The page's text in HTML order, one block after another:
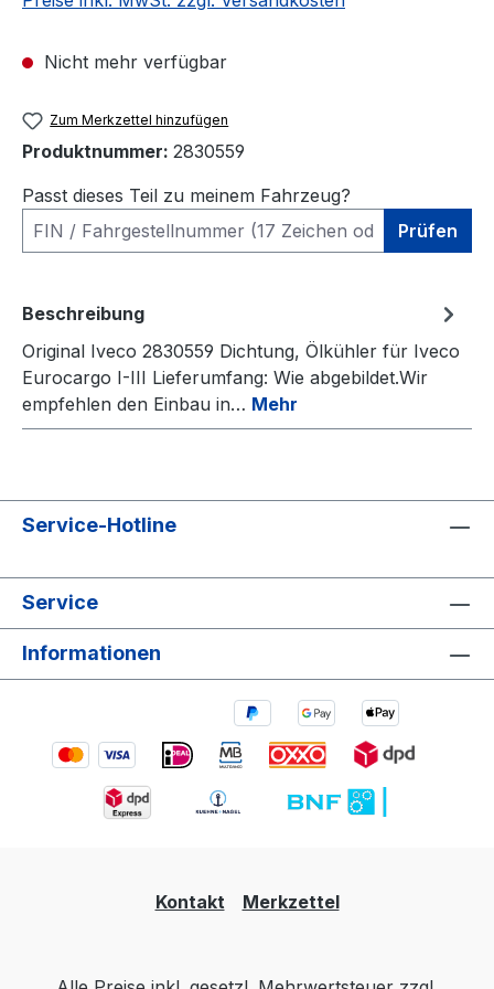
Nicht mehr verfügbar
Zum Merkzettel hinzufügen
Produktnummer: 2830559
Passt dieses Teil zu meinem Fahrzeug?
Prüfen
Beschreibung
Original Iveco 2830559 Dichtung, Ölkühler für Iveco
Eurocargo I-III Lieferumfang: Wie abgebildet.Wir
empfehlen den Einbau in… Mehr
Service-Hotline
Service
Informationen
Kontakt Merkzettel